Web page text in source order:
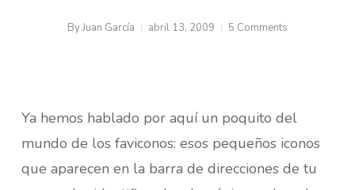
ByJuan García abril 13, 2009 5 Comments
Ya hemos hablado por aquí un poquito del
mundo de los faviconos: esos pequeños iconos
que aparecen en la barra de direcciones de tu